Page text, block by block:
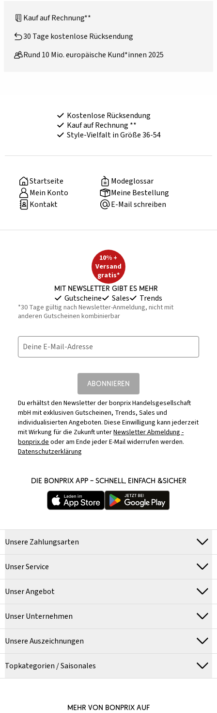
Kauf auf Rechnung**
30 Tage kostenlose Rücksendung
Rund 10 Mio. europäische Kund*innen 2025
Kostenlose Rücksendung
Kauf auf Rechnung **
Style-Vielfalt in Größe 36-54
Startseite
Modeglossar
Mein Konto
Meine Bestellung
Kontakt
E-Mail schreiben
10% +
Versand
gratis*
Mit Newsletter gibt es mehr
Gutscheine Sales Trends
*30 Tage gültig nach Newsletter-Anmeldung, nicht mit
anderen Gutscheinen kombinierbar
Deine E-Mail-Adresse
ABONNIEREN
Du erhältst den Newsletter der bonprix Handelsgesellschaft
mbH mit exklusiven Gutscheinen, Trends, Sales und
individualisierten Angeboten. Diese Einwilligung kann jederzeit
mit Wirkung für die Zukunft unterNewsletter Abmeldung -
bonprix.deoder am Ende jeder E-Mail widerrufen werden.
Datenschutzerklärung
DIE BONPRIX APP – SCHNELL, EINFACH &SICHER
Unsere Zahlungsarten
Unser Service
Unser Angebot
Unser Unternehmen
Unsere Auszeichnungen
Topkategorien / Saisonales
MEHR VON BONPRIX AUF